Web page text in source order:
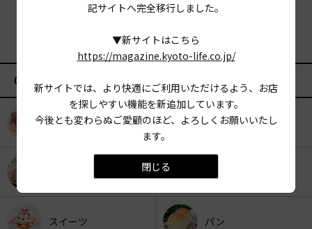
記サイトへ完全移行しました。
▼新サイトはこちら
https://magazine.kyoto-life.co.jp/
新サイトでは、より快適にご利用いただけるよう、お店
を探しやすい機能を新追加しています。
今後とも変わらぬご愛顧のほど、よろしくお願いいたし
ます。
閉じる
CATEGORY
KYOTO OYATSU CLUB スナックフード
スイーツ パン